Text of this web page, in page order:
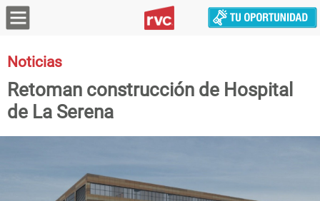
Noticias
Retoman construcción de Hospital
de La Serena